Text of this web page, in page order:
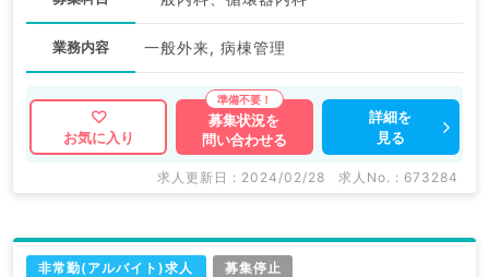
業務内容 一般外来, 病棟管理
お気に入り
募集状況を
問い合わせる
詳細を
見る
求人更新日 : 2024/02/28 求人No. : 673284
非常勤(アルバイト)求人 募集停止